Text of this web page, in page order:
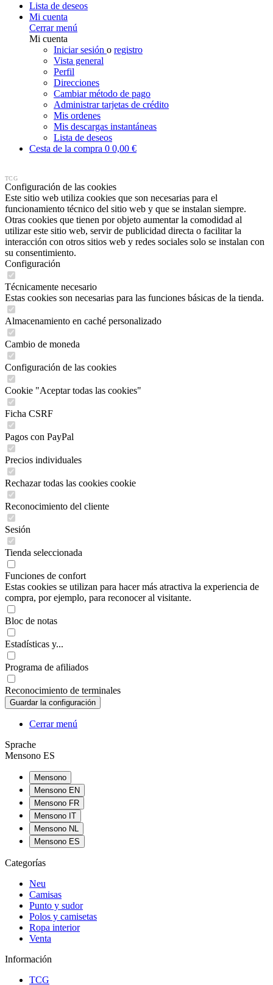
Lista de deseos
Mi cuenta
Cerrar menú
Mi cuenta
Iniciar sesión o registro
Vista general
Perfil
Direcciones
Cambiar método de pago
Administrar tarjetas de crédito
Mis ordenes
Mis descargas instantáneas
Lista de deseos
Cesta de la compra 0 0,00 €
TCG
Configuración de las cookies
Este sitio web utiliza cookies que son necesarias para el
funcionamiento técnico del sitio web y que se instalan siempre.
Otras cookies que tienen por objeto aumentar la comodidad al
utilizar este sitio web, servir de publicidad directa o facilitar la
interacción con otros sitios web y redes sociales solo se instalan con
su consentimiento.
Configuración
Técnicamente necesario
Estas cookies son necesarias para las funciones básicas de la tienda.
Almacenamiento en caché personalizado
Cambio de moneda
Configuración de las cookies
Cookie "Aceptar todas las cookies"
Ficha CSRF
Pagos con PayPal
Precios individuales
Rechazar todas las cookies cookie
Reconocimiento del cliente
Sesión
Tienda seleccionada
Funciones de confort
Estas cookies se utilizan para hacer más atractiva la experiencia de
compra, por ejemplo, para reconocer al visitante.
Bloc de notas
Estadísticas y...
Programa de afiliados
Reconocimiento de terminales
Cerrar menú
Sprache
Mensono ES
Mensono
Mensono EN
Mensono FR
Mensono IT
Mensono NL
Mensono ES
Categorías
Neu
Camisas
Punto y sudor
Polos y camisetas
Ropa interior
Venta
Información
TCG